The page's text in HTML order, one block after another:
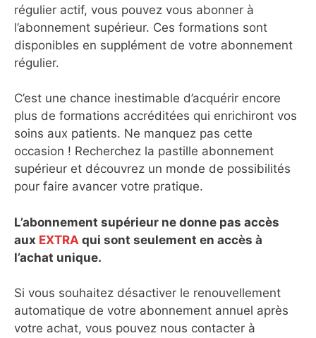
régulier actif, vous pouvez vous abonner à
l’abonnement supérieur. Ces formations sont
disponibles en supplément de votre abonnement
régulier.
C’est une chance inestimable d’acquérir encore
plus de formations accréditées qui enrichiront vos
soins aux patients. Ne manquez pas cette
occasion ! Recherchez la pastille abonnement
supérieur et découvrez un monde de possibilités
pour faire avancer votre pratique.
L’abonnement supérieur ne donne pas accès
aux EXTRA qui sont seulement en accès à
l’achat unique.
Si vous souhaitez désactiver le renouvellement
automatique de votre abonnement annuel après
votre achat, vous pouvez nous contacter à